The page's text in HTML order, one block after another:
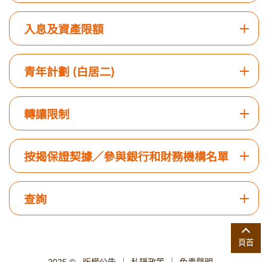
入息及資產限額
青年計劃 (白居二)
轉讓限制
按揭保證契據／參與銀行和財務機構名單
查詢
頁首